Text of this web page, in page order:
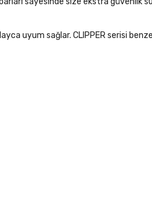
uyum sağlar. CLIPPER serisi